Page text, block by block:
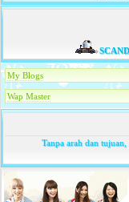
My Blogs
Wap Master
Tanpa arah dan